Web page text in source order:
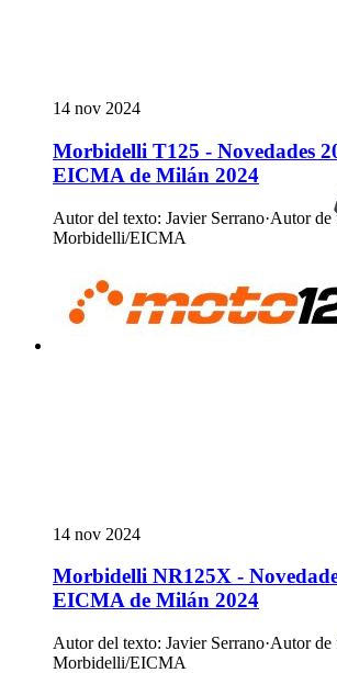
14 nov 2024
Morbidelli T125 - Novedades
EICMA de Milán 2024
Autor del texto: Javier Serrano·Autor de
Morbidelli/EICMA
14 nov 2024
Morbidelli NR125X -
EICMA de Milán 2024
Autor del texto: Javier Serrano·Autor de
Morbidelli/EICMA